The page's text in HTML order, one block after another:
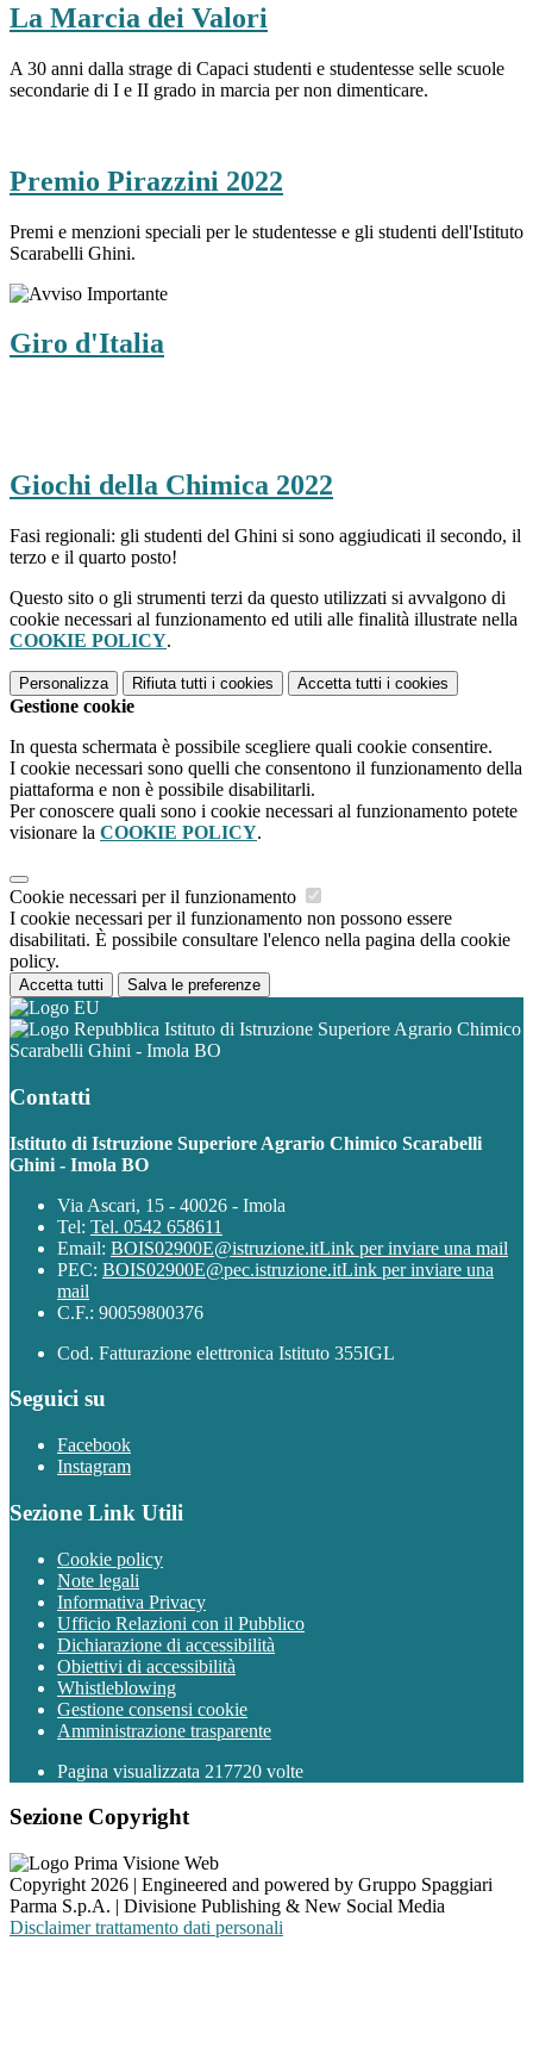
La Marcia dei Valori
A 30 anni dalla strage di Capaci studenti e studentesse selle scuole
secondarie di I e II grado in marcia per non dimenticare.
Premio Pirazzini 2022
Premi e menzioni speciali per le studentesse e gli studenti dell'Istituto
Scarabelli Ghini.
Giro d'Italia
Giochi della Chimica 2022
Fasi regionali: gli studenti del Ghini si sono aggiudicati il secondo, il
terzo e il quarto posto!
Questo sito o gli strumenti terzi da questo utilizzati si avvalgono di
cookie necessari al funzionamento ed utili alle finalità illustrate nella
COOKIE POLICY.
Personalizza Rifiuta tutti i cookies Accetta tutti i cookies
Gestione cookie
In questa schermata è possibile scegliere quali cookie consentire.
I cookie necessari sono quelli che consentono il funzionamento della
piattaforma e non è possibile disabilitarli.
Per conoscere quali sono i cookie necessari al funzionamento potete
visionare la COOKIE POLICY.
Cookie necessari per il funzionamento
I cookie necessari per il funzionamento non possono essere
disabilitati. È possibile consultare l'elenco nella pagina della cookie
policy.
Accetta tutti Salva le preferenze
Istituto di Istruzione Superiore Agrario Chimico
Scarabelli Ghini - Imola BO
Contatti
Istituto di Istruzione Superiore Agrario Chimico Scarabelli
Ghini - Imola BO
Via Ascari, 15 - 40026 - Imola
Tel: Tel. 0542 658611
Email: BOIS02900E@istruzione.itLink per inviare una mail
PEC: BOIS02900E@pec.istruzione.itLink per inviare una
mail
C.F.: 90059800376
Cod. Fatturazione elettronica Istituto 355IGL
Seguici su
Facebook
Instagram
Sezione Link Utili
Cookie policy
Note legali
Informativa Privacy
Ufficio Relazioni con il Pubblico
Dichiarazione di accessibilità
Obiettivi di accessibilità
Whistleblowing
Gestione consensi cookie
Amministrazione trasparente
Pagina visualizzata 217720 volte
Sezione Copyright
Copyright 2026 | Engineered and powered by Gruppo Spaggiari
Parma S.p.A. | Divisione Publishing & New Social Media
Disclaimer trattamento dati personali